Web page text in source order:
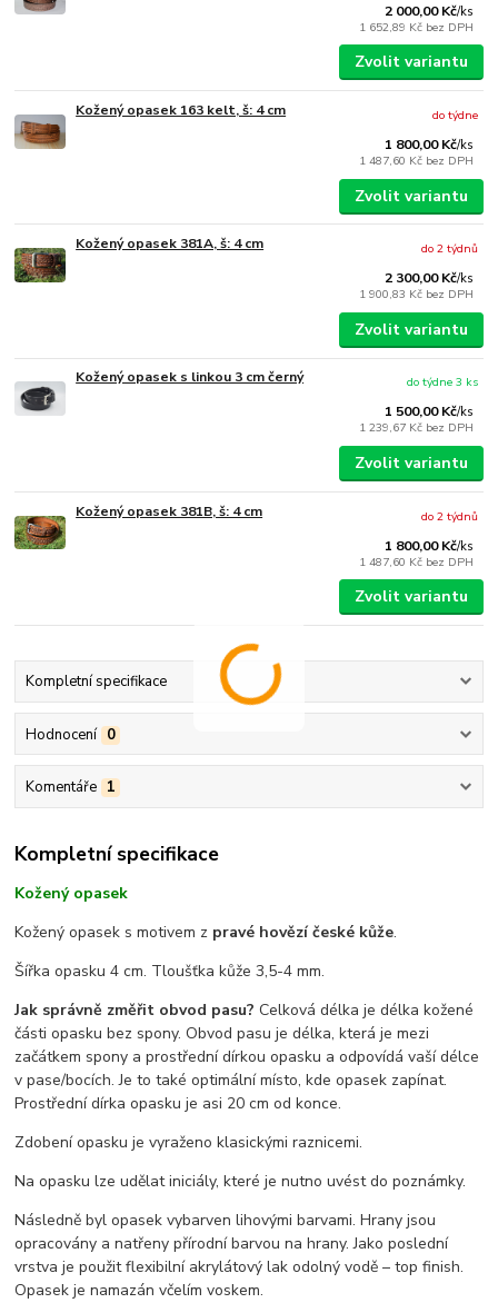
2 000,00 Kč/ks
1 652,89 Kč bez DPH
Zvolit variantu
Kožený opasek 163 kelt, š: 4 cm
1 800,00 Kč/ks
1 487,60 Kč bez DPH
do týdne
Zvolit variantu
Kožený opasek 381A, š: 4 cm
2 300,00 Kč/ks
1 900,83 Kč bez DPH
do 2 týdnů
Zvolit variantu
Kožený opasek s linkou 3 cm černý
1 500,00 Kč/ks
1 239,67 Kč bez DPH
do týdne 3 ks
Zvolit variantu
Kožený opasek 381B, š: 4 cm
1 800,00 Kč/ks
1 487,60 Kč bez DPH
do 2 týdnů
Zvolit variantu
Kompletní specifikace
Hodnocení 0
Komentáře 1
Kompletní specifikace
Kožený opasek
Kožený opasek s motivem z pravé hovězí české kůže.
Šířka opasku 4 cm. Tloušťka kůže 3,5-4 mm.
Jak správně změřit obvod pasu?Celková délka je délka kožené
části opasku bez spony. Obvod pasu je délka, která je mezi
začátkem spony a prostřední dírkou opasku a odpovídá vaší délce
v pase/bocích. Je to také optimální místo, kde opasek zapínat.
Prostřední dírka opasku je asi 20 cm od konce.
Zdobení opasku je vyraženo klasickými raznicemi.
Na opasku lze udělat iniciály, které je nutno uvést do poznámky.
Následně byl opasek vybarven lihovými barvami. Hrany jsou
opracovány a natřeny přírodní barvou na hrany. Jako poslední
vrstva je použit flexibilní akrylátový lak odolný vodě – top finish.
Opasek je namazán včelím voskem.